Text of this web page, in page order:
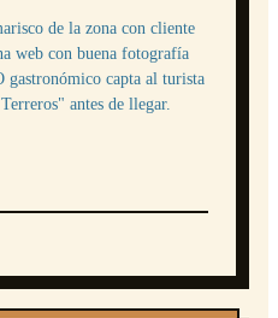
de la zona con cliente
web con buena fotografía
gastronómico capta al turista
antes de llegar.